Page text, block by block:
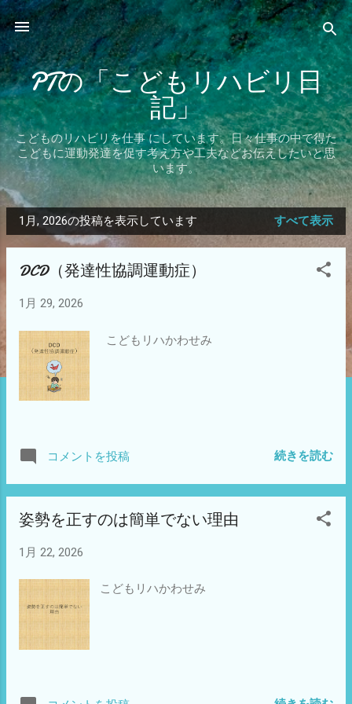
スキップしてメイン コンテンツに移動
PTの「こどもリハビリ日
記」
こどものリハビリを仕事 にしています。日々仕事の中で得た
こどもに運動発達を促す考え方や工夫などお伝えしたいと思
います。
投
1月, 2026の投稿を表示しています すべて表示
DCD（発達性協調運動症）
1月 29, 2026
こどもリハかわせみ
コメントを投稿 続きを読む
姿勢を正すのは簡単でない理由
1月 22, 2026
こどもリハかわせみ